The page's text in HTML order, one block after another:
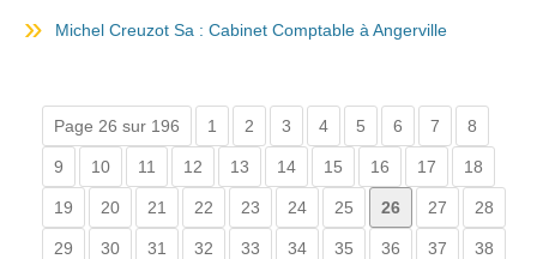
Michel Creuzot Sa : Cabinet Comptable à Angerville
Page 26 sur 196 1 2 3 4 5 6 7 8
9 10 11 12 13 14 15 16 17 18
19 20 21 22 23 24 25 26 27 28
29 30 31 32 33 34 35 36 37 38